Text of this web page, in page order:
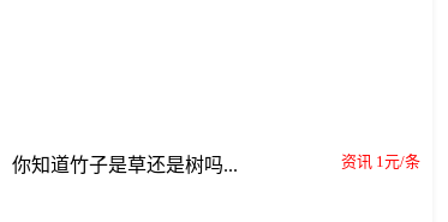
你知道竹子是草还是树吗... 资讯 1元/条